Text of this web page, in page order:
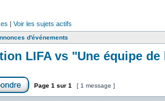
| Voir les sujets actifs
d'événements
LIFA vs "Une équipe de
Page 1 sur 1 [ 1 message ]